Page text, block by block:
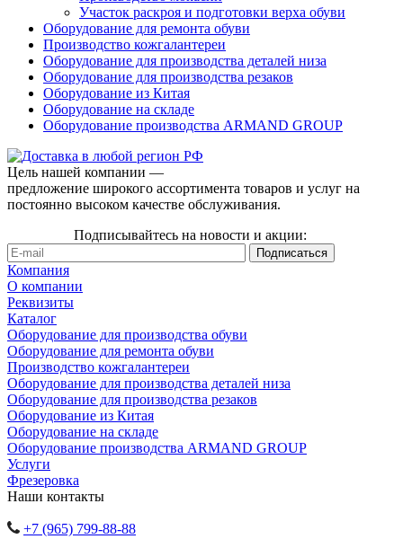
Участок раскроя и подготовки верха обуви
Оборудование для ремонта обуви
Производство кожгалантереи
Оборудование для производства деталей низа
Оборудование для производства резаков
Оборудование из Китая
Оборудование на складе
Оборудование производства ARMAND GROUP
Цель нашей компании —
предложение широкого ассортимента товаров и услуг на
постоянно высоком качестве обслуживания.
Подписывайтесь на новости и акции:
Компания
О компании
Реквизиты
Каталог
Оборудование для производства обуви
Оборудование для ремонта обуви
Производство кожгалантереи
Оборудование для производства деталей низа
Оборудование для производства резаков
Оборудование из Китая
Оборудование на складе
Оборудование производства ARMAND GROUP
Услуги
Фрезеровка
Наши контакты
+7 (965) 799-88-88